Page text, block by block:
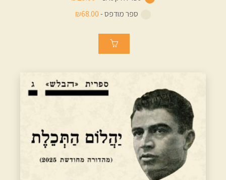
ספר מודפס -₪68.00